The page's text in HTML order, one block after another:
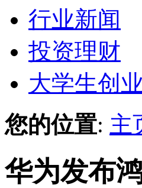
行业新闻
投资理财
大学生创业
您的位置: 主
华为发布